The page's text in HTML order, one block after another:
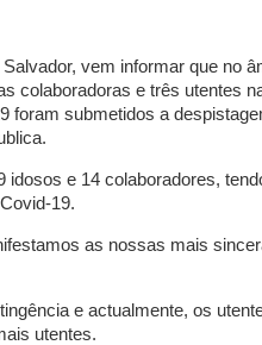
vem informar que no
colaboradoras e três utentes
foram submetidos a
e 14 colaboradores,
19.
as nossas mais
e actualmente, os
utentes.